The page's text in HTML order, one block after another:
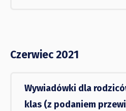
Czerwiec 2021
Wywiadówki dla
klas (z podaniem